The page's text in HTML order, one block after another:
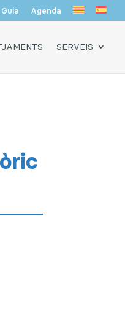
Guia Agenda
SERVEIS